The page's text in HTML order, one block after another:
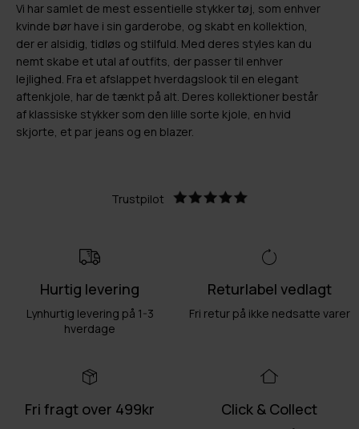
Vi har samlet de mest essentielle stykker tøj, som enhver
kvinde bør have i sin garderobe, og skabt en kollektion,
der er alsidig, tidløs og stilfuld. Med deres styles kan du
nemt skabe et utal af outfits, der passer til enhver
lejlighed. Fra et afslappet hverdagslook til en elegant
aftenkjole, har de tænkt på alt. Deres kollektioner består
af klassiske stykker som den lille sorte kjole, en hvid
skjorte, et par jeans og en blazer.
Trustpilot
Hurtig levering
Lynhurtig levering på 1-3
hverdage
Returlabel vedlagt
Fri retur på ikke nedsatte varer
Fri fragt over 499kr Click & Collect